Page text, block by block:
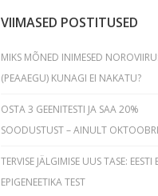
VIIMASED POSTITUSED
MIKS MÕNED INIMESED
(PEAAEGU) KUNAGI EI NAKATU?
OSTA 3 GEENITESTI JA SAA 20%
SOODUSTUST – AINULT
TERVISE JÄLGIMISE UUS TASE: EESTI
EPIGENEETIKA TEST